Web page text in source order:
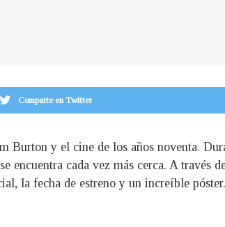
Comparte en Twitter
Burton y el cine de los años noventa.
cada vez más cerca. A través
la fecha de estreno y un increíble póster.